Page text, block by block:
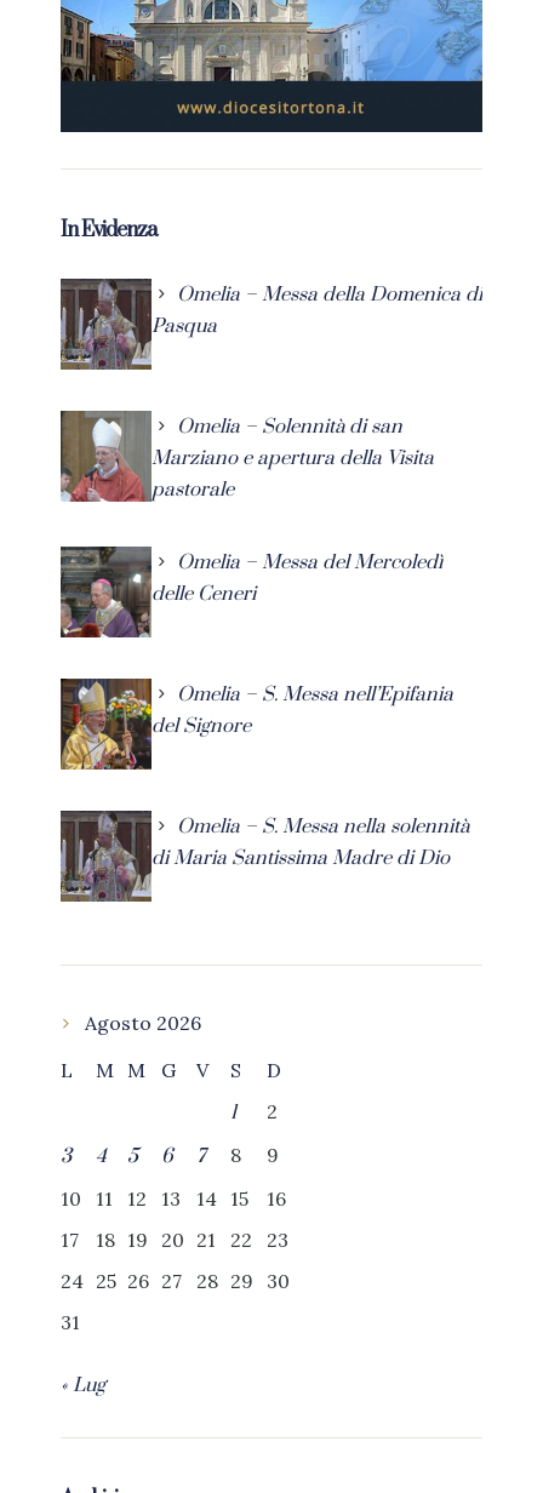
In Evidenza
Omelia – Messa della Domenica di
Pasqua
Omelia – Solennità di san
Marziano e apertura della Visita
pastorale
Omelia – Messa del Mercoledì
delle Ceneri
Omelia – S. Messa nell’Epifania
del Signore
Omelia – S. Messa nella solennità
di Maria Santissima Madre di Dio
Agosto 2026
L
M M G V S
D
1
2
3
4 5 6 7 8
9
10
11 12 13 14 15
16
17
18 19 20 21 22
23
24 25 26 27 28 29
30
31
« Lug